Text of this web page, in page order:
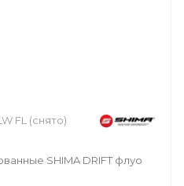
FL (снято)
SHIMA DRIFT флуо